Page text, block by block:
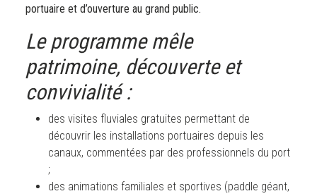
portuaire et d’ouverture au grand public.
Le programme mêle
patrimoine, découverte et
convivialité :
des visites fluviales gratuites permettant de
découvrir les installations portuaires depuis les
canaux, commentées par des professionnels du port
;
des animations familiales et sportives (paddle géant,